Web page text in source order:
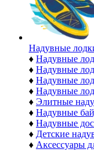
Надувные
♦ Надувные
♦ Надувные
♦ Надувные
♦ Надувные
♦ Элитные
♦ Надувные
♦ Надувные
♦ Детские
♦ Аксессуары